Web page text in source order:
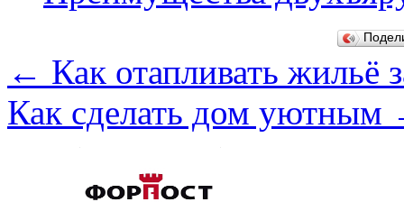
← Как отапливать жильё
Как сделать дом уютным